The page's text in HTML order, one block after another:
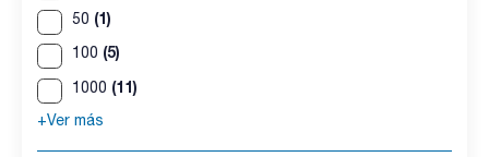
50 (1)
100 (5)
1000 (11)
+Ver más